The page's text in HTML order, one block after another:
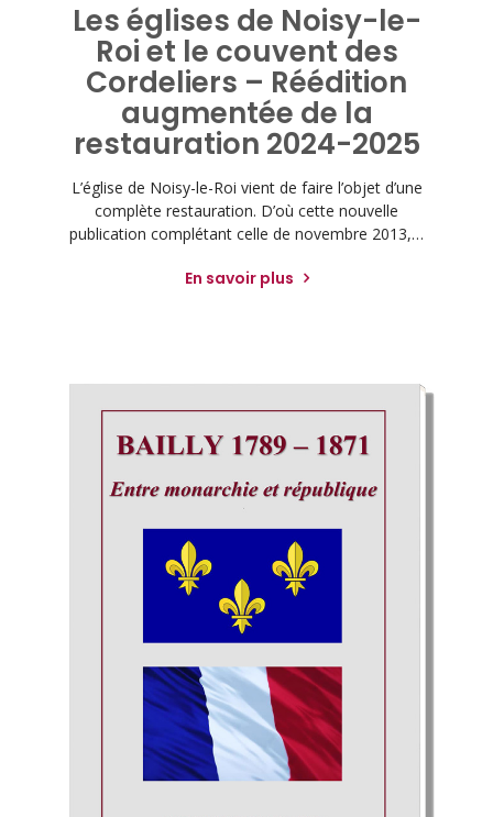
Les églises de Noisy-le-
Roi et le couvent des
Cordeliers – Réédition
augmentée de la
restauration 2024-2025
L’église de Noisy-le-Roi vient de faire l’objet d’une
complète restauration. D’où cette nouvelle
publication complétant celle de novembre 2013,…
En savoir plus